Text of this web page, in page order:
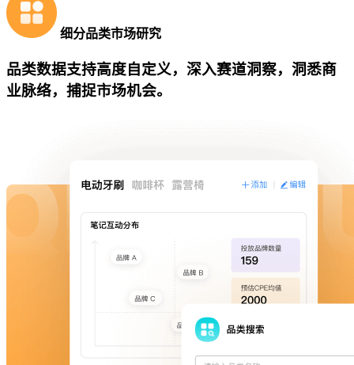
细分品类市场研究
品类数据支持高度自定义，深入赛道洞察，洞悉商
业脉络，捕捉市场机会。